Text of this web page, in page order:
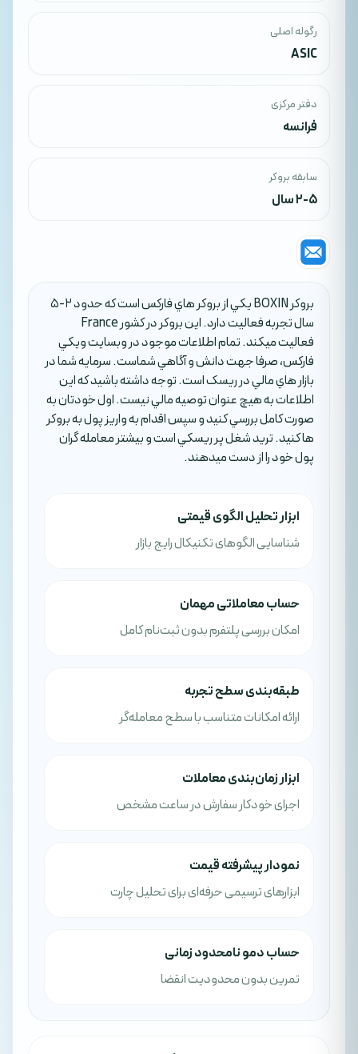
رگوله اصلی
ASIC
دفتر مرکزی
فرانسه
سابقه بروکر
2-5 سال
بروکر BOXIN يکي از بروکر هاي فارکس است که حدود 2-5
سال تجربه فعاليت دارد. اين بروکر در کشور France
فعاليت ميکند. تمام اطلاعات موجود در وبسايت ويکي
فارکس، صرفا جهت دانش و آگاهي شماست. سرمايه شما در
بازار هاي مالي در ريسک است. توجه داشته باشيد که اين
اطلاعات به هيچ عنوان توصيه مالي نيست. اول خودتان به
صورت کامل بررسي کنيد و سپس اقدام به واريز پول به بروکر
ها کنيد. تريد شغل پر ريسکي است و بيشتر معامله گران
پول خود را از دست ميدهند.
ابزار تحلیل الگوی قیمتی
شناسایی الگوهای تکنیکال رایج بازار
حساب معاملاتی مهمان
امکان بررسی پلتفرم بدون ثبت‌نام کامل
طبقه‌بندی سطح تجربه
ارائه امکانات متناسب با سطح معامله‌گر
ابزار زمان‌بندی معاملات
اجرای خودکار سفارش در ساعت مشخص
نمودار پیشرفته قیمت
ابزارهای ترسیمی حرفه‌ای برای تحلیل چارت
حساب دمو نامحدود زمانی
تمرین بدون محدودیت انقضا